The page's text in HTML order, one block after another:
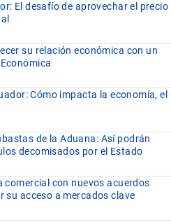
El desafío de aprovechar el precio
su relación económica con un
Cómo impacta la economía, el
de la Aduana: Así podrán
decomisados por el Estado
con nuevos acuerdos
su acceso a mercados clave